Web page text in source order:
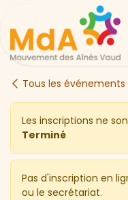
Se rendre au contenu
Tous les événements
Les inscriptions ne
Terminé
Pas d'inscription en
ou le secrétariat.